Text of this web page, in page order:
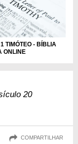
TIMÓTEO - BÍBLIA
ONLINE
20
COMPARTILHAR